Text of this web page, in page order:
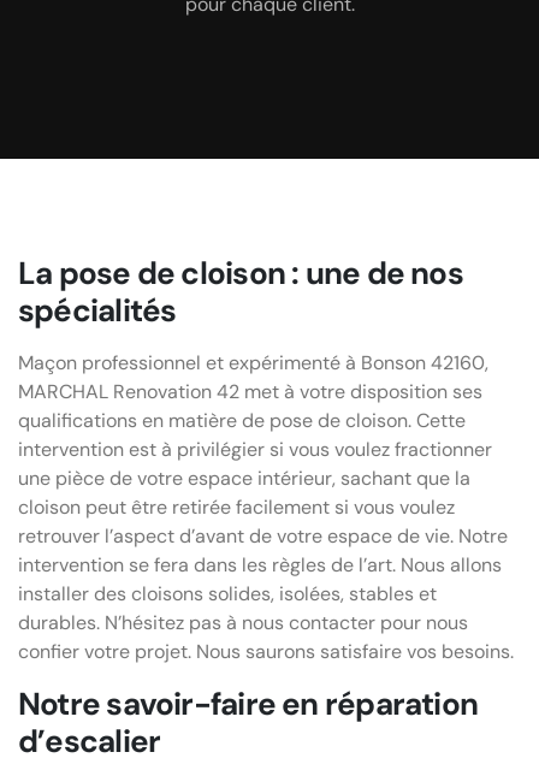
La pose de cloison : une de nos
spécialités
Maçon professionnel et expérimenté à Bonson 42160,
MARCHAL Renovation 42 met à votre disposition ses
qualifications en matière de pose de cloison. Cette
intervention est à privilégier si vous voulez fractionner
une pièce de votre espace intérieur, sachant que la
cloison peut être retirée facilement si vous voulez
retrouver l’aspect d’avant de votre espace de vie. Notre
intervention se fera dans les règles de l’art. Nous allons
installer des cloisons solides, isolées, stables et
durables. N’hésitez pas à nous contacter pour nous
confier votre projet. Nous saurons satisfaire vos besoins.
Notre savoir-faire en réparation
d’escalier